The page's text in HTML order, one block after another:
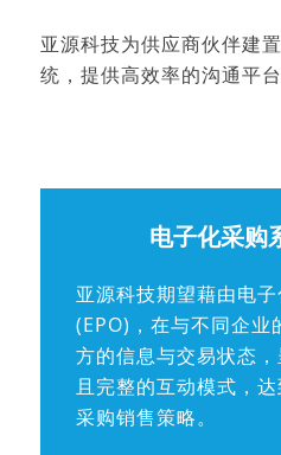
亚源科技为供应商伙伴建
统，提供高效率的沟通平台
电子化采购
亚源科技期望藉由电
(EPO)，在与不同企业
方的信息与交易状态
且完整的互动模式，
采购销售策略。